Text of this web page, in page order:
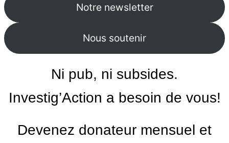
Notre newsletter
Nous soutenir
Ni pub, ni subsides.
Investig’Action a besoin de vous!
Devenez donateur mensuel et